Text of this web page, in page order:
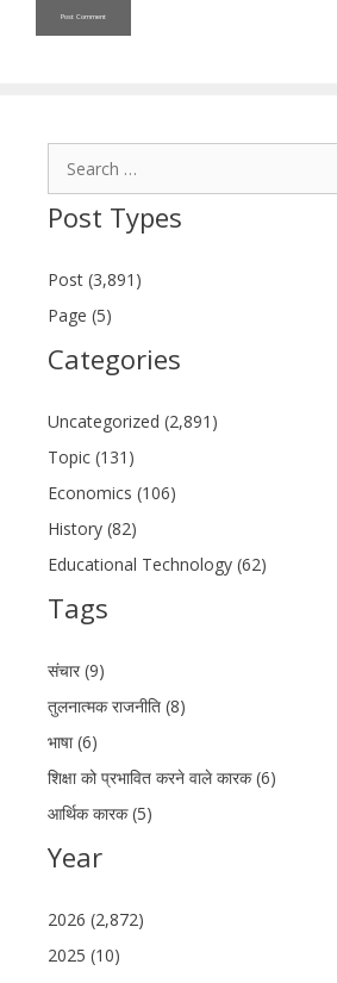
Post Types
Post (3,891)
Page (5)
Categories
Uncategorized (2,891)
Topic (131)
Economics (106)
History (82)
Educational Technology (62)
Tags
संचार (9)
तुलनात्मक राजनीति (8)
भाषा (6)
शिक्षा को प्रभावित करने वाले कारक (6)
आर्थिक कारक (5)
Year
2026 (2,872)
2025 (10)